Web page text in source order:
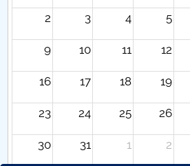
2 3 4 5
9 10 11 12
16 17 18 19
23 24 25 26
30 31 1 2